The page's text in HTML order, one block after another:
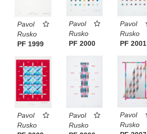
Pavol
Rusko
PF 1999
Pavol
Rusko
PF 2000
Pavol
Rusko
PF 2001
Pavol
Rusko
Pavol
Rusko
Pavol
Rusko